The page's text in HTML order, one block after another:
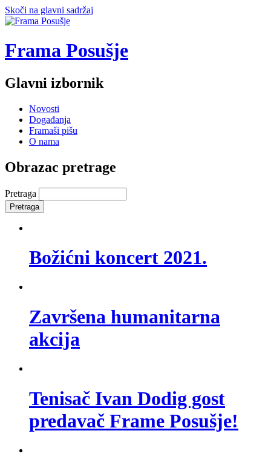
Skoči na glavni sadržaj
Frama Posušje
Glavni izbornik
Novosti
Događanja
Framaši pišu
O nama
Obrazac pretrage
Pretraga
Božićni koncert 2021.
Završena humanitarna
akcija
Tenisač Ivan Dodig gost
predavač Frame Posušje!